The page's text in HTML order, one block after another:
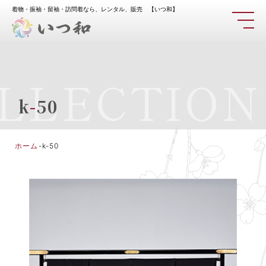
着物・振袖・留袖・訪問着なら、レンタル、販売 【いつ和】
k-50
ホーム -k-50